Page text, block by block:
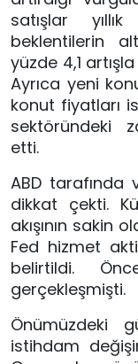
satışlar
beklentilerin
yüzde 4,1
Ayrıca yeni
konut fiyatları
sektöründeki
etti.
ABD tarafında
dikkat çekti.
akışının sakin
Fed hizmet
belirtildi.
gerçekleşmişti.
Önümüzdeki
istihdam